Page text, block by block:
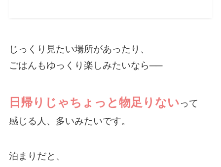
じっくり見たい場所があったり、
ごはんもゆっくり楽しみたいなら──
日帰りじゃちょっと物足りないって
感じる人、多いみたいです。
泊まりだと、